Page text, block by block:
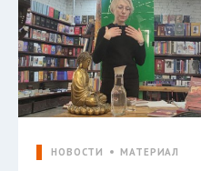
НОВОСТИ МАТЕРИАЛ